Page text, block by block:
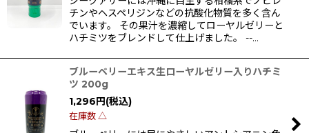
チンやヘスペリジンなどの抗酸化物質を多く含ん
でいます。 その果汁を濃縮してローヤルゼリーと
ハチミツをブレンドして仕上げました。 --…
ブルーベリーエキス生ローヤルゼリー入りハチミ
ツ 200g
1,296円(税込)
在庫数 △